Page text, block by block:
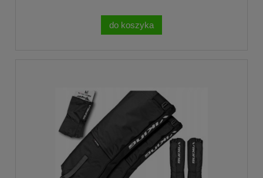
do koszyka